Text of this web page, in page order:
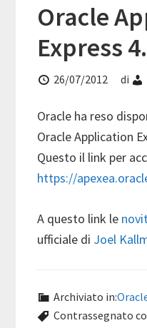
Oracle
Express
26/07/2012 di
Oracle ha reso
Oracle Application
Questo il link per
https://
A questo link le
ufficiale di Joel
Archiviato in:
Contrassegnato